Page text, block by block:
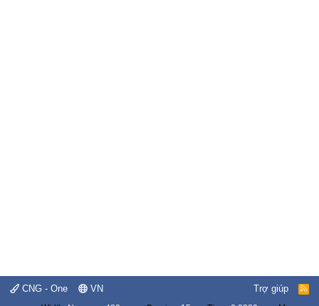
CNG - One VN Trợ giúp
R